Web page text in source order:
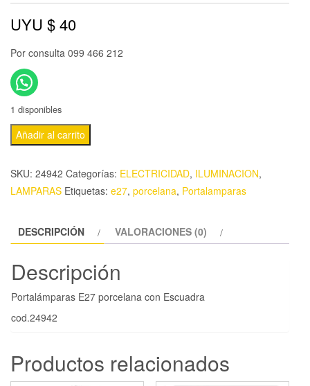
UYU $40
Por consulta 099 466 212
1 disponibles
Añadir al carrito
SKU: 24942 Categorías: ELECTRICIDAD, ILUMINACION,
LAMPARAS Etiquetas: e27, porcelana, Portalamparas
DESCRIPCIÓN VALORACIONES (0)
Descripción
Portalámparas E27 porcelana con Escuadra
cod.24942
Productos relacionados